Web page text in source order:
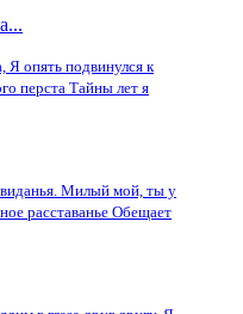
Я опять подвинулся к
перста Тайны лет я
Милый мой, ты у
расставанье Обещает